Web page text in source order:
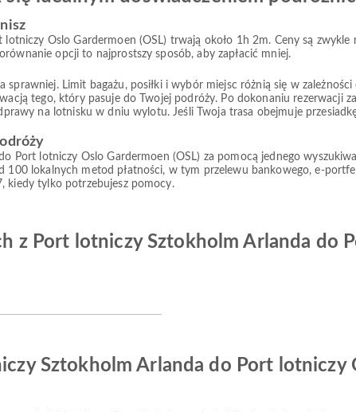
Oslo Gardermoen (OSL) trwają około 1h 2m. Ceny są zwykle
opcji to najprostszy sposób, aby zapłacić mniej.
sprawniej. Limit bagażu, posiłki i wybór miejsc różnią się w
tego, który pasuje do Twojej podróży. Po dokonaniu rezerwacji
na lotnisku w dniu wylotu. Jeśli Twoja trasa obejmuje
Port lotniczy Oslo Gardermoen (OSL) za pomocą jednego
100 lokalnych metod płatności, w tym przelewu bankowego, e-
kiedy tylko potrzebujesz pomocy.
z Port lotniczy Sztokholm Arlanda do
Sztokholm Arlanda do Port lotniczy